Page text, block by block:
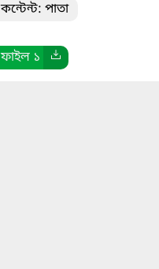
কন্টেন্ট: পাতা
ফাইল ১